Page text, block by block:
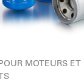
MOTEURS ET